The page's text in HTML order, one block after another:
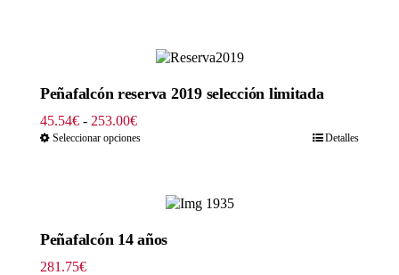
hasta
Peñafalcón reserva 2019 selección limitada
45.54€ - 253.00€Rango
de
Seleccionar opciones Detalles
Peñafalcón 14 años
281.75€